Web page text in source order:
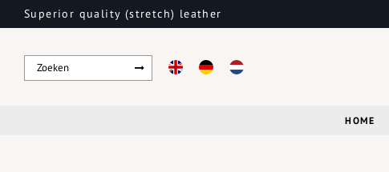
Superior quality (stretch) leather
HOME